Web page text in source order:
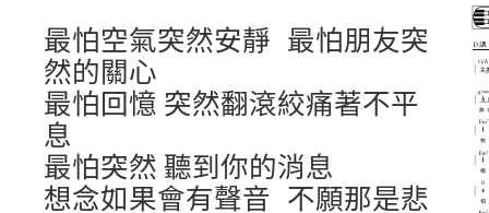
最怕空氣突然安靜 最怕朋友突
然的關心
最怕回憶 突然翻滾絞痛著不平
息
最怕突然 聽到你的消息
想念如果會有聲音 不願那是悲